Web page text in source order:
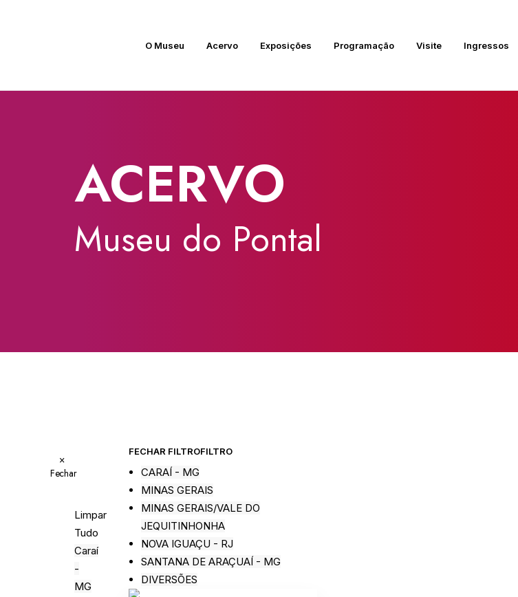
O Museu Acervo Exposições Programação Visite Ingressos
ACERVO
Museu do Pontal
×
Fechar
Limpar
Tudo
Caraí
-
MG
FECHAR FILTROFILTRO
CARAÍ - MG
MINAS GERAIS
MINAS GERAIS/VALE DO
JEQUITINHONHA
NOVA IGUAÇU - RJ
SANTANA DE ARAÇUAÍ - MG
DIVERSÕES